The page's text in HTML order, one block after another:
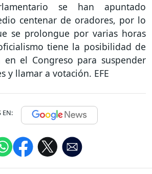
se han apuntado
centenar de oradores, por lo
se prolongue por varias horas
tiene la posibilidad de
en el Congreso para suspender
y llamar a votación. EFE
EN: